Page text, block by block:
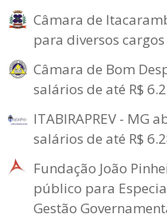
Câmara de
para diversos cargos
Câmara de Bom
salários de até R$
ITABIRAPREV - MG
salários de até R$
Fundação João
público para
Gestão